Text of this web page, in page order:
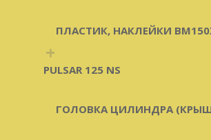
ПЛАСТИК, НАКЛЕЙКИ
+
PULSAR 125 NS
ГОЛОВКА ЦИЛИНДРА